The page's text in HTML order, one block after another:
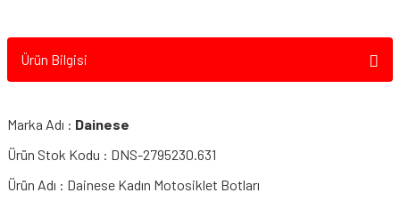
Ürün Bilgisi
Marka Adı : Dainese
Ürün Stok Kodu : DNS-2795230.631
Ürün Adı : Dainese Kadın Motosiklet Botları